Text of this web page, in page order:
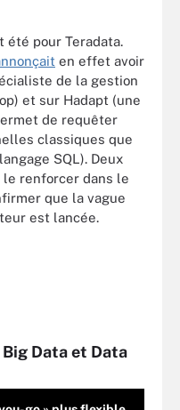
été pour Teradata.
en effet avoir
de la gestion
et sur Hadapt (une
de requêter
classiques que
SQL). Deux
renforcer dans le
que la vague
est lancée.
Data et Data